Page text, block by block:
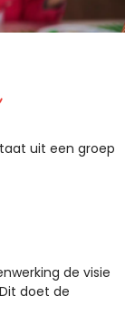
uit een groep
de visie
doet de